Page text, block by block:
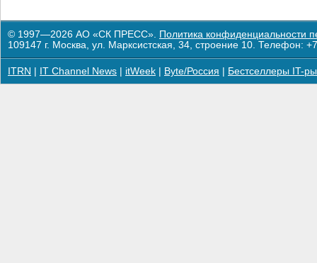
© 1997—2026 АО «СК ПРЕСС». Политика конфиденциальности
109147 г. Москва, ул. Марксистская, 34, строение 10. Телефон:
ITRN IT Channel News itWeek Byte/Россия Бестселлеры IT-